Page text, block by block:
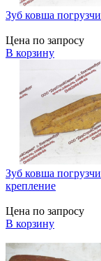
Зуб ковша
Цена по запросу
В корзину
Зуб ковша
крепление
Цена по запросу
В корзину